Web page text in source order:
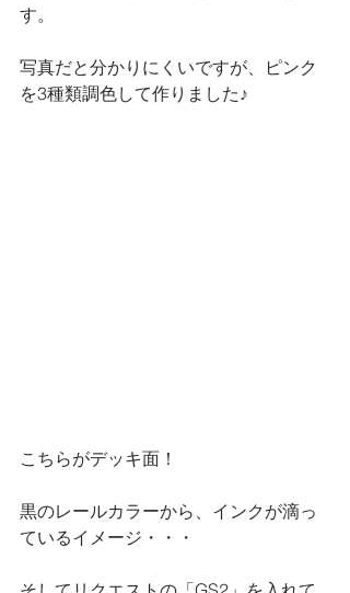
す。
写真だと分かりにくいですが、ピンク
を3種類調色して作りました♪
こちらがデッキ面！
黒のレールカラーから、インクが滴っ
ているイメージ・・・